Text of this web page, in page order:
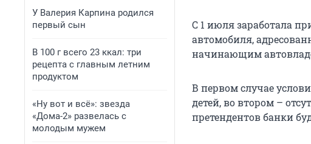
У Валерия Карпина родился
первый сын
В 100 г всего 23 ккал: три
рецепта с главным летним
продуктом
«Ну вот и всё»: звезда
«Дома-2» развелась с
молодым мужем
С 1 июля заработала
автомобиля,
начинающим
В первом случае
детей, во втором –
претендентов банки